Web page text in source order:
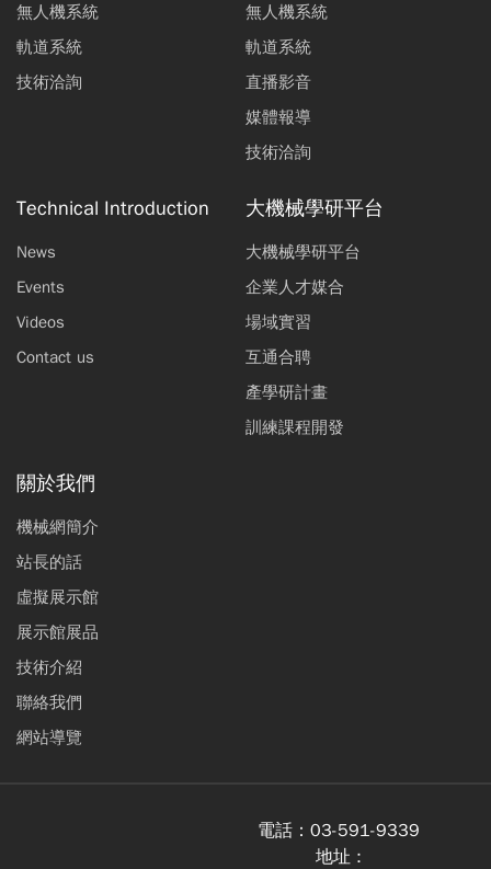
無人機系統
軌道系統
技術洽詢
無人機系統
軌道系統
直播影音
媒體報導
技術洽詢
Technical Introduction
News
Events
Videos
Contact us
大機械學研平台
大機械學研平台
企業人才媒合
場域實習
互通合聘
產學研計畫
訓練課程開發
關於我們
機械網簡介
站長的話
虛擬展示館
展示館展品
技術介紹
聯絡我們
網站導覽
電話： 03-591-9339
地址 :